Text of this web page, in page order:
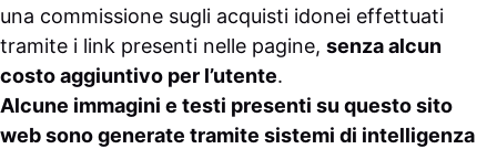
una commissione sugli acquisti idonei effettuati
tramite i link presenti nelle pagine, senza alcun
costo aggiuntivo per l’utente.
Alcune immagini e testi presenti su questo sito
web sono generate tramite sistemi di intelligenza